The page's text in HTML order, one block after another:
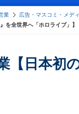
業
広告・マスコミ・メデ
を全世界へ「ホロライブ」】
【日本初